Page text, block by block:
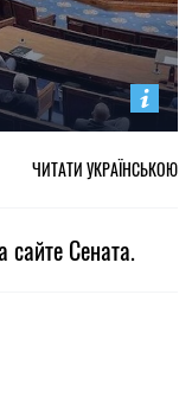
ЧИТАТИ УКРАЇНСЬКОЮ
сайте Сената.